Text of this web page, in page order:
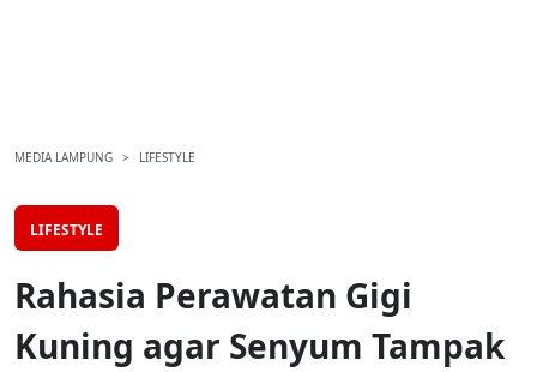
MEDIA LAMPUNG LIFESTYLE
LIFESTYLE
Rahasia Perawatan Gigi
Kuning agar Senyum Tampak